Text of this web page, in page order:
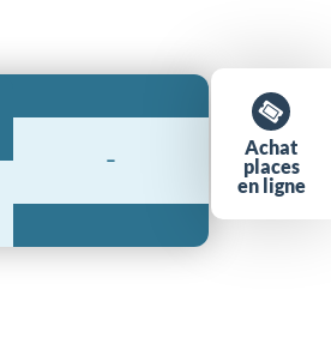
Achat
places
en ligne
-